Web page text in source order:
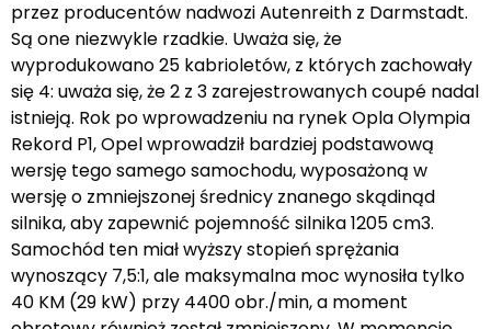
przez producentów nadwozi Autenreith z Darmstadt.
Są one niezwykle rzadkie. Uważa się, że
wyprodukowano 25 kabrioletów, z których zachowały
się 4: uważa się, że 2 z 3 zarejestrowanych coupé nadal
istnieją. Rok po wprowadzeniu na rynek Opla Olympia
Rekord P1, Opel wprowadził bardziej podstawową
wersję tego samego samochodu, wyposażoną w
wersję o zmniejszonej średnicy znanego skądinąd
silnika, aby zapewnić pojemność silnika 1205 cm3.
Samochód ten miał wyższy stopień sprężania
wynoszący 7,5:1, ale maksymalna moc wynosiła tylko
40 KM (29 kW) przy 4400 obr./min, a moment